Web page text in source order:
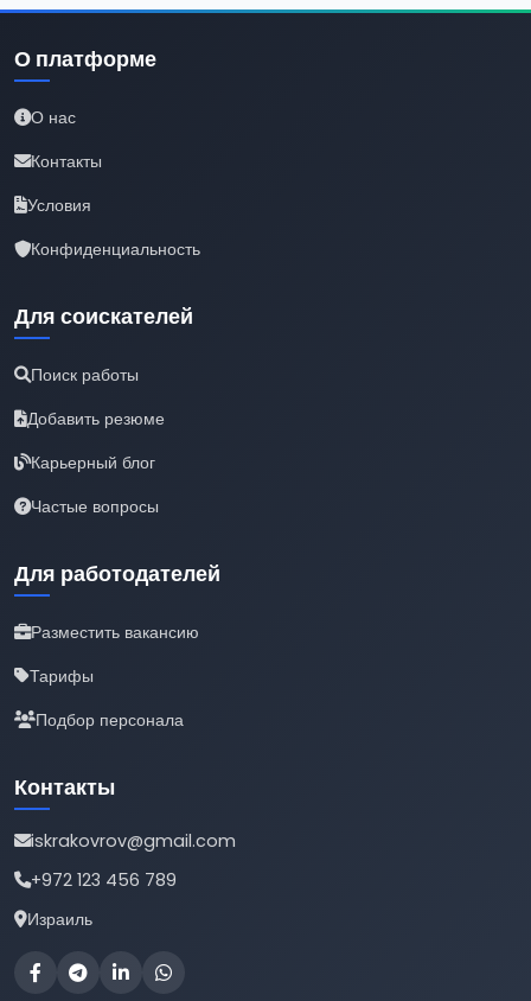
О платформе
О нас
Контакты
Условия
Конфиденциальность
Для соискателей
Поиск работы
Добавить резюме
Карьерный блог
Частые вопросы
Для работодателей
Разместить вакансию
Тарифы
Подбор персонала
Контакты
iskrakovrov@gmail.com
+972 123 456 789
Израиль